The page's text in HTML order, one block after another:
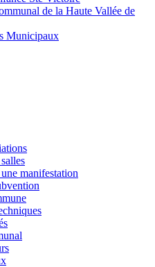
de la Haute Vallée de
Municipaux
manifestation